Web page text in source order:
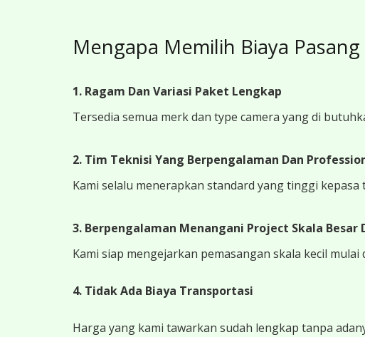
Mengapa Memilih Biaya Pasang
1. Ragam Dan Variasi Paket Lengkap
Tersedia semua merk dan type camera yang di
2. Tim Teknisi Yang Berpengalaman Dan
Kami selalu menerapkan standard yang tinggi
3. Berpengalaman Menangani Project Skala Besar
Kami siap mengejarkan pemasangan skala kecil
4. Tidak Ada Biaya Transportasi
Harga yang kami tawarkan sudah lengkap tanpa